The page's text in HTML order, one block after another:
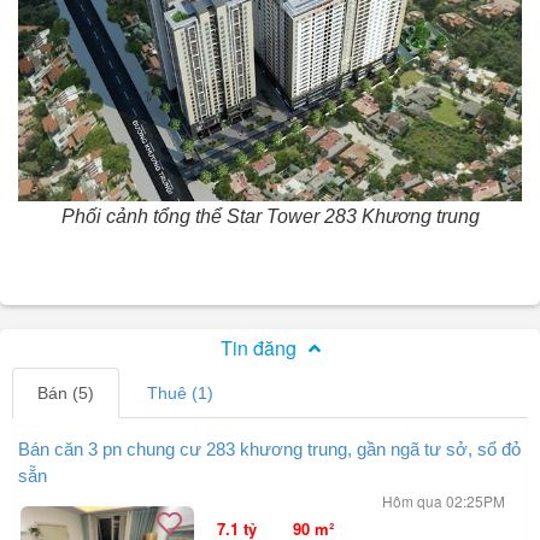
Phối cảnh tổng thể Star Tower 283 Khương trung
Tin đăng
Bán (5) Thuê (1)
Bán căn 3 pn chung cư 283 khương trung, gần ngã tư sở, sổ đỏ
sẵn
Hôm qua 02:25PM
7.1 tỷ 90 m²